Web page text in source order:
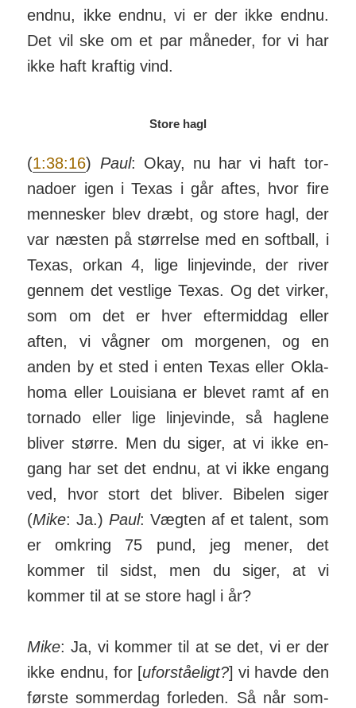
endnu, ikke endnu, vi er der ikke endnu.
Det vil ske om et par måneder, for vi har
ikke haft kraftig vind.
Store hagl
(1:38:16) Paul: Okay, nu har vi haft tor­
nadoer igen i Texas i går aftes, hvor fire
men­nesker blev dræbt, og store hagl, der
var næsten på stør­relse med en soft­ball, i
Texas, orkan 4, lige linje­vinde, der river
gennem det vestlige Texas. Og det virker,
som om det er hver efter­middag eller
aften, vi vågner om mor­genen, og en
anden by et sted i enten Texas eller Okla­
homa eller Loui­siana er blevet ramt af en
tornado eller lige linje­vinde, så haglene
bliver større. Men du siger, at vi ikke en­
gang har set det endnu, at vi ikke engang
ved, hvor stort det bliver. Bibelen siger
(Mike: Ja.) Paul: Vægten af et talent, som
er om­kring 75 pund, jeg mener, det
kommer til sidst, men du siger, at vi
kommer til at se store hagl i år?
Mike: Ja, vi kommer til at se det, vi er der
ikke endnu, for [uforståeligt?] vi havde den
første som­merdag for­leden. Så når som­